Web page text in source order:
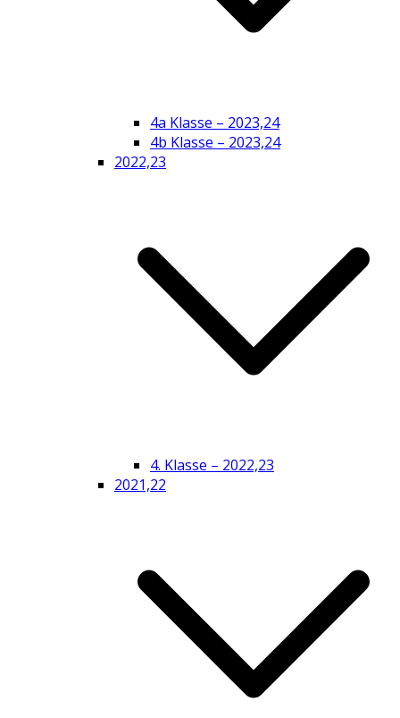
4a Klasse – 2023,24
4b Klasse – 2023,24
2022,23
4. Klasse – 2022,23
2021,22